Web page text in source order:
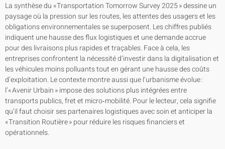
La synthèse du « Transportation Tomorrow Survey 2025 » dessine un
paysage où la pression sur les routes, les attentes des usagers et les
obligations environnementales se superposent. Les chiffres publiés
indiquent une hausse des flux logistiques et une demande accrue
pour des livraisons plus rapides et traçables. Face à cela, les
entreprises confrontent la nécessité d’investir dans la digitalisation et
les véhicules moins polluants tout en gérant une hausse des coûts
d’exploitation. Le contexte montre aussi que l’urbanisme évolue :
l’« Avenir Urbain » impose des solutions plus intégrées entre
transports publics, fret et micro‑mobilité. Pour le lecteur, cela signifie
qu’il faut choisir ses partenaires logistiques avec soin et anticiper la
« Transition Routière » pour réduire les risques financiers et
opérationnels.